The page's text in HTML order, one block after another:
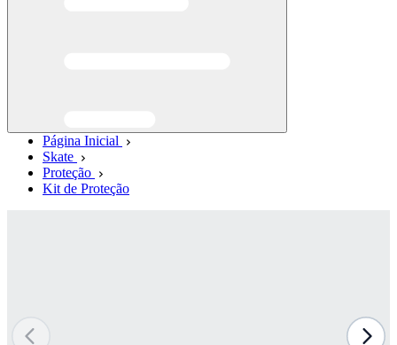
Página Inicial
Skate
Proteção
Kit de Proteção